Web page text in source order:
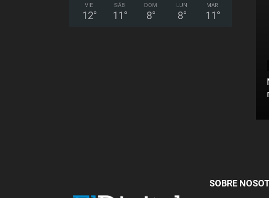
VIE
12°
SÁB
11 °
DOM
8°
LUN
8°
MAR
11 °
SOBRE